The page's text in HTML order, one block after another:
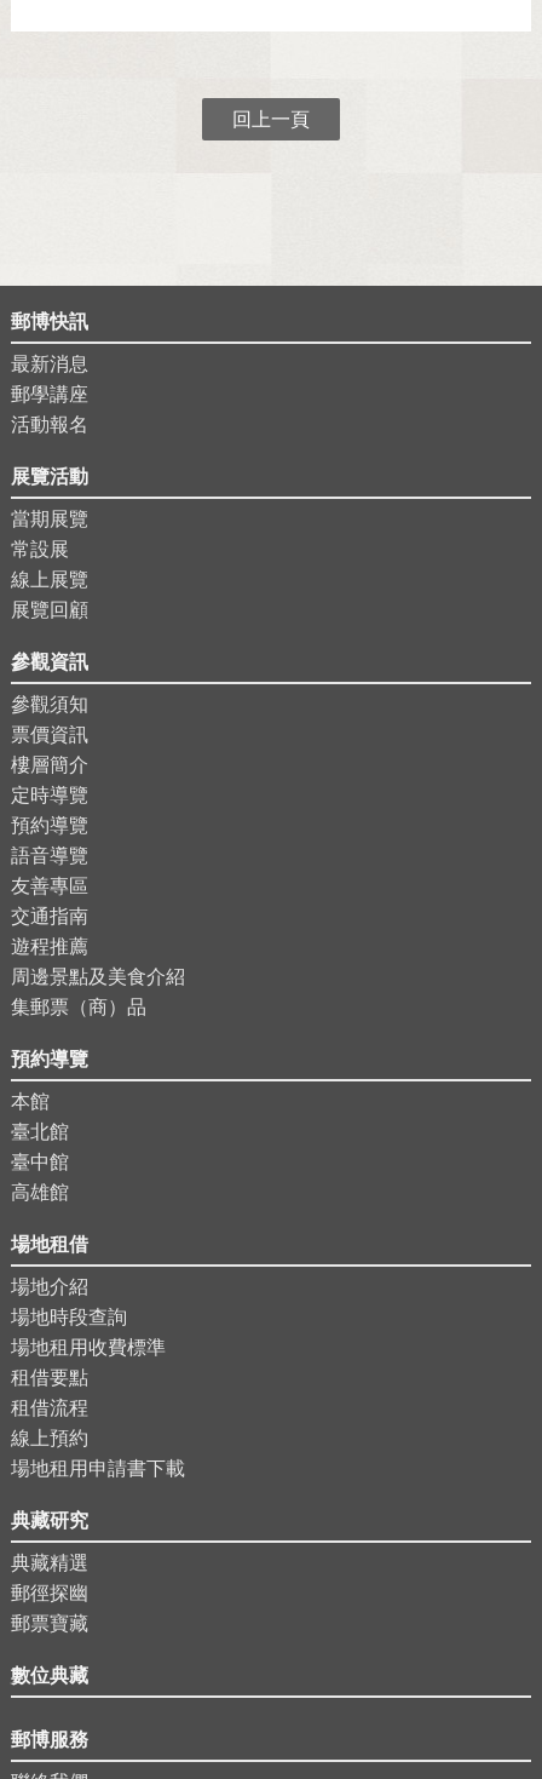
回上一頁
郵博快訊
最新消息
郵學講座
活動報名
展覽活動
當期展覽
常設展
線上展覽
展覽回顧
參觀資訊
參觀須知
票價資訊
樓層簡介
定時導覽
預約導覽
語音導覽
友善專區
交通指南
遊程推薦
周邊景點及美食介紹
集郵票（商）品
預約導覽
本館
臺北館
臺中館
高雄館
場地租借
場地介紹
場地時段查詢
場地租用收費標準
租借要點
租借流程
線上預約
場地租用申請書下載
典藏研究
典藏精選
郵徑探幽
郵票寶藏
數位典藏
郵博服務